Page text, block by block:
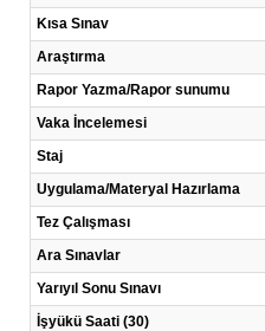
Kısa Sınav
Araştırma
Rapor Yazma/Rapor sunumu
Vaka İncelemesi
Staj
Uygulama/Materyal Hazırlama
Tez Çalışması
Ara Sınavlar
Yarıyıl Sonu Sınavı
İşyükü Saati (30)